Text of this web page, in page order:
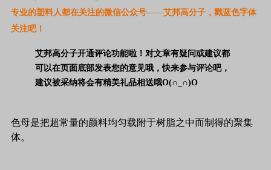
专业的塑料人都在关注的微信公众号——艾邦高分子，戳蓝色字体
关注吧！
艾邦高分子开通评论功能啦！对文章有疑问或建议都
可以在页面底部发表您的意见哦，快来参与评论吧，
建议被采纳将会有精美礼品相送哦O(∩_∩)O
色母是把超常量的颜料均匀载附于树脂之中而制得的聚集
体。